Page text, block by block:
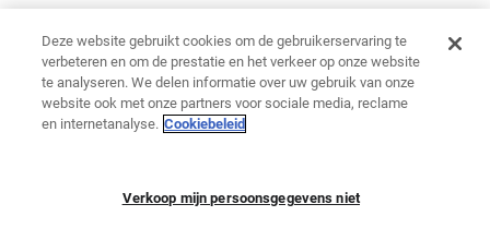
Toevoegen aan je winkelwagen
Ref. 5151/332/864
Technisch jasje van ademende stof met odor control. Ritssluiting en
zijzakken met ritssluiting. Strategische opening in de manchet van de mouw,
waardoor de duim kan worden ingestoken voor meer bewegingsvrijheid. Met
contrasterende details. Deze jas is in laboratoria getest om, in beweging,
ondergoed, sokken, schoenen, handschoenen en een gebreide muts.
Materialen en verzorging
Verzendingen en retourneringen
Deze website gebruikt cookies om de gebruikerservaring te
verbeteren en om de prestatie en het verkeer op onze website
te analyseren. We delen informatie over uw gebruik van onze
website ook met onze partners voor sociale media, reclame
en internetanalyse. Cookiebeleid
Verkoop mijn persoonsgegevens niet